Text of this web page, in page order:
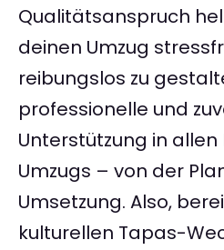
Qualitätsanspruch
deinen Umzug
reibungslos zu
professionelle und
Unterstützung in
Umzugs – von der
Umsetzung. Also,
kulturellen Tapas-